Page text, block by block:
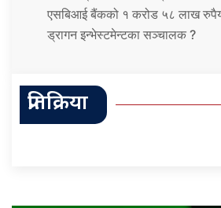
एसबिआई बैंकको १ करोड ५८ लाख
ड्रागन इन्भेस्टमेन्टका सञ्चालक ?
प्रतिक्रिया